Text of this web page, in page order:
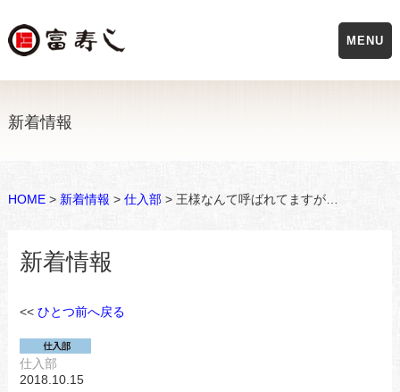
新着情報
HOME> 新着情報 > 仕入部> 王様なんて呼ばれてますが…
新着情報
<< ひとつ前へ戻る
仕入部
2018.10.15
MENU